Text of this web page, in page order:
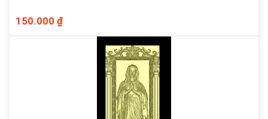
150.000 ₫